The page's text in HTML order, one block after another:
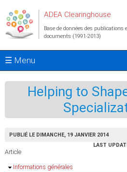
ADEA Clearinghouse
Base de données des publications
documents (1991-2013)
☰ Menu
Helping to
PUBLIÉ LE DIMANCHE, 19 JANVIER 2014
LAST
Article
Masquer
Informations générales